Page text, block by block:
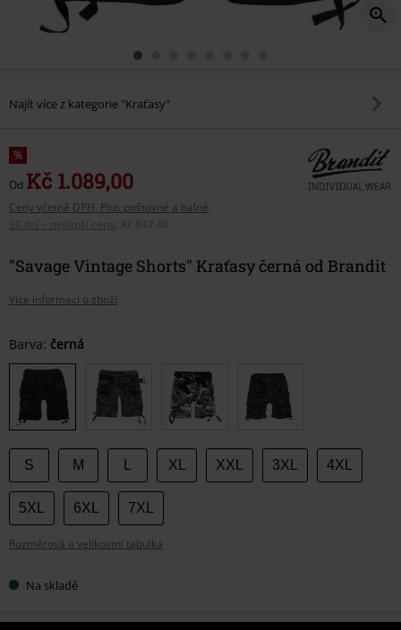
Najít více z kategorie "Kraťasy"
%
Od Kč 1.089,00
Ceny včetně DPH, Plus poštovné a balné
30 dní – nejlepší cena
Kč 847,86
"Savage Vintage Shorts" Kraťasy černá od Brandit
Více informací o zboží
Vyberte
si
velikost
Barva: černá
S M XL XXL 3XL 4XL
5XL 6XL 7XL
Rozměrová a velikostní tabulka
Na skladě